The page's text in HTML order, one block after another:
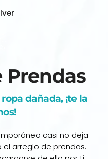
Prendas
dañada, ¡te la
casi no deja
arreglo de prendas.